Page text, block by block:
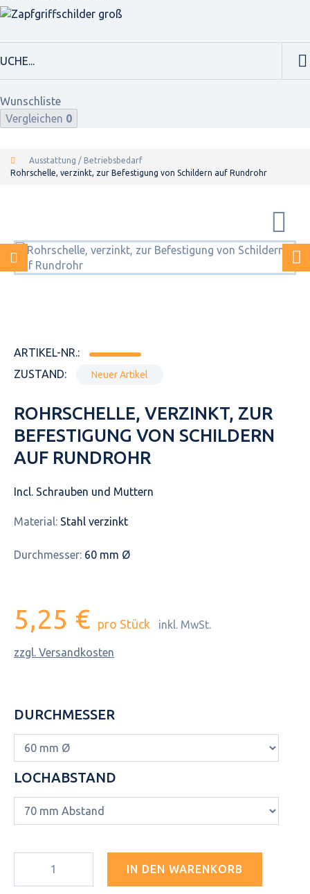
Wunschliste
Vergleichen 0
Ausstattung / Betriebsbedarf
Rohrschelle, verzinkt, zur Befestigung von Schildern auf Rundrohr
ARTIKEL-NR.:
ZUSTAND:
Neuer Artikel
ROHRSCHELLE, VERZINKT, ZUR
BEFESTIGUNG VON SCHILDERN
AUF RUNDROHR
Incl. Schrauben und Muttern
Material: Stahl verzinkt
Durchmesser: 60 mm Ø
5,25 € pro Stück inkl. MwSt.
zzgl. Versandkosten
DURCHMESSER
LOCHABSTAND
IN DEN WARENKORB